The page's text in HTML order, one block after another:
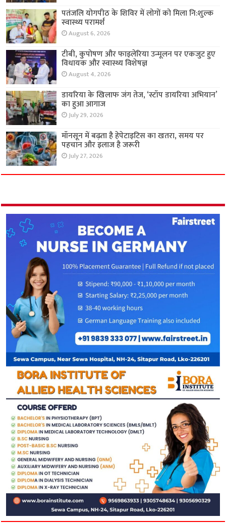
पतंजलि योगपीठ के शिविर में लोगों को मिला नि:शुल्क
स्वास्थ्य परामर्श
August 6, 2026
टीबी, कुपोषण और फाइलेरिया उन्मूलन पर एकजुट हुए
विधायक और स्वास्थ्य विशेषज्ञ
August 4, 2026
डायरिया के खिलाफ जंग तेज, ‘स्टॉप डायरिया अभियान’
का हुआ आगाज
July 29, 2026
मॉनसून में बढ़ता है हेपेटाइटिस का खतरा, समय पर
पहचान और इलाज है जरूरी
July 27, 2026